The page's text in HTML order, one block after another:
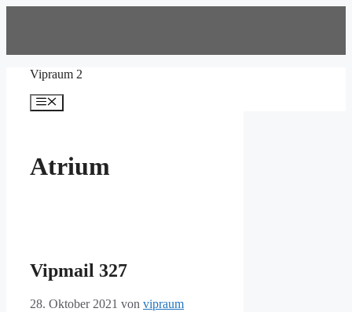
Vipraum 2
Menü
Atrium
Vipmail 327
28. Oktober 2021 von vipraum